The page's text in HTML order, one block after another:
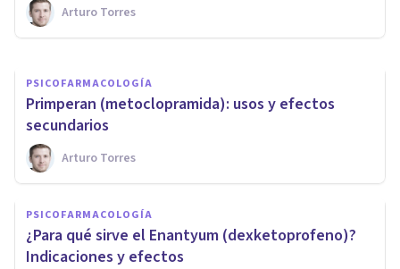
Arturo Torres
Arturo Torres
PSICOFARMACOLOGÍA
Primperan (metoclopramida): usos y efectos
secundarios
Arturo Torres
PSICOFARMACOLOGÍA
​¿Para qué sirve el Enantyum (dexketoprofeno)?
Indicaciones y efectos